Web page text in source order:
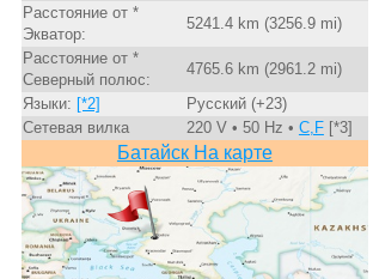
Расстояние от *
Экватор:
5241.4 km (3256.9 mi)
Расстояние от *
Северный полюс:
4765.6 km (2961.2 mi)
Языки: [*2]
Русский (+23)
Сетевая вилка
220 V • 50 Hz • C,F[*3]
Батайск На карте